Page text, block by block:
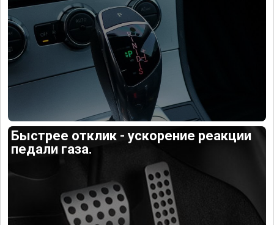
Быстрее отклик - ускорение реакции
педали газа.